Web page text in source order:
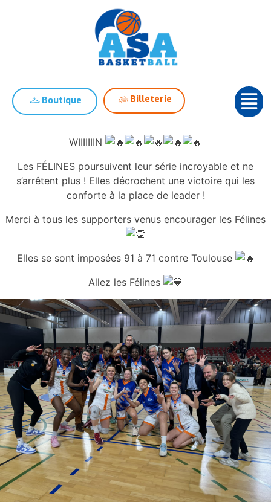
Boutique Billeterie
WIIIIIIIN
Les FÉLINES poursuivent leur série incroyable et ne
s’arrêtent plus ! Elles décrochent une victoire qui les
conforte à la place de leader !
Merci à tous les supporters venus encourager les Félines
Elles se sont imposées 91 à 71 contre Toulouse
Allez les Félines